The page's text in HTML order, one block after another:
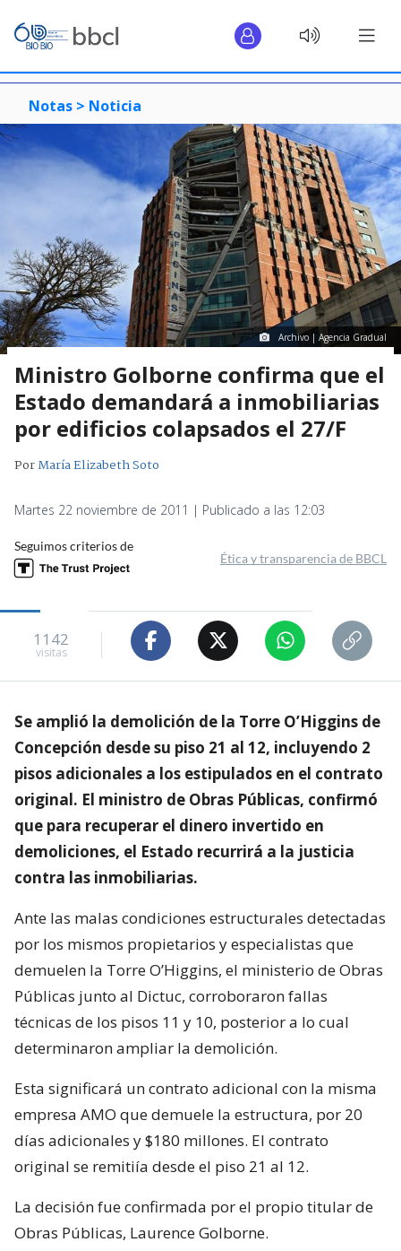
Notas > Noticia
Archivo | Agencia Gradual
Ministro Golborne confirma que el
Estado demandará a inmobiliarias
por edificios colapsados el 27/F
PorMaría Elizabeth Soto
Martes 22 noviembre de 2011 | Publicado a las 12:03
Seguimos criterios de
Ética y transparencia de BBCL
1142
visitas
Se amplió la demolición de la Torre O’Higgins de
Concepción desde su piso 21 al 12, incluyendo 2
pisos adicionales a los estipulados en el contrato
original. El ministro de Obras Públicas, confirmó
que para recuperar el dinero invertido en
demoliciones, el Estado recurrirá a la justicia
contra las inmobiliarias.
Ante las malas condiciones estructurales detectadas
por los mismos propietarios y especialistas que
demuelen la Torre O’Higgins, el ministerio de Obras
Públicas junto al Dictuc, corroboraron fallas
técnicas de los pisos 11 y 10, posterior a lo cual
determinaron ampliar la demolición.
Esta significará un contrato adicional con la misma
empresa AMO que demuele la estructura, por 20
días adicionales y $180 millones. El contrato
original se remitiía desde el piso 21 al 12.
La decisión fue confirmada por el propio titular de
Obras Públicas, Laurence Golborne.